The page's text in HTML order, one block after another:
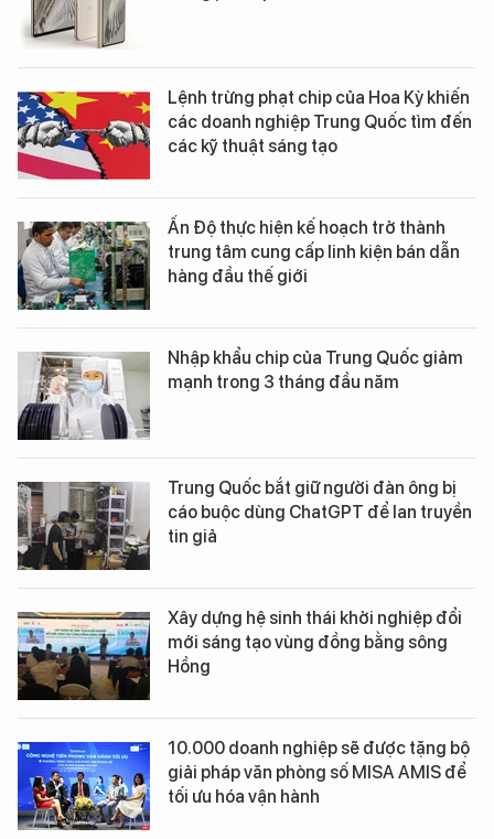
Lệnh trừng phạt chip của Hoa Kỳ khiến
các doanh nghiệp Trung Quốc tìm đến
các kỹ thuật sáng tạo
Ấn Độ thực hiện kế hoạch trở thành
trung tâm cung cấp linh kiện bán dẫn
hàng đầu thế giới
Nhập khẩu chip của Trung Quốc giảm
mạnh trong 3 tháng đầu năm
Trung Quốc bắt giữ người đàn ông bị
cáo buộc dùng ChatGPT để lan truyền
tin giả
Xây dựng hệ sinh thái khởi nghiệp đổi
mới sáng tạo vùng đồng bằng sông
Hồng
10.000 doanh nghiệp sẽ được tặng bộ
giải pháp văn phòng số MISA AMIS để
tối ưu hóa vận hành